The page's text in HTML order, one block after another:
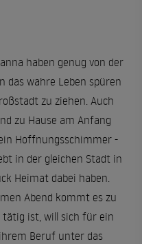
haben genug von der
das wahre Leben spüren
zu ziehen. Auch
zu Hause am Anfang
Hoffnungsschimmer -
in der gleichen Stadt in
Heimat dabei haben.
Abend kommt es zu
tätig ist, will sich für ein
Beruf unter das